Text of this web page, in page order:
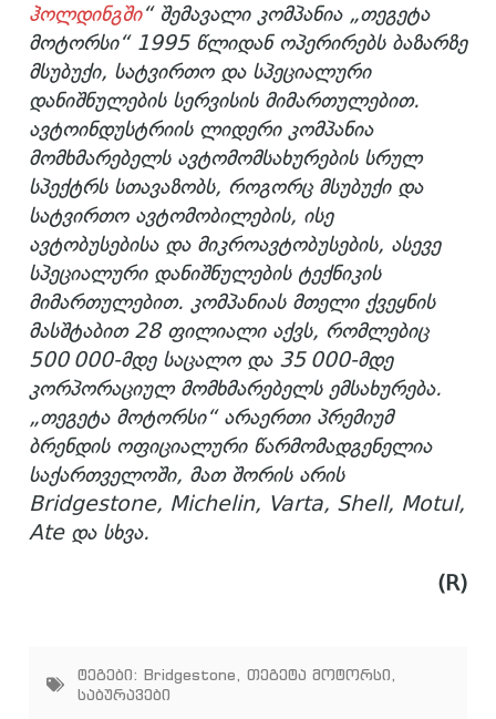
ჰოლდინგში“ შემავალი კომპანია „თეგეტა
მოტორსი“ 1995 წლიდან ოპერირებს ბაზარზე
მსუბუქი, სატვირთო და სპეციალური
დანიშნულების სერვისის მიმართულებით.
ავტოინდუსტრიის ლიდერი კომპანია
მომხმარებელს ავტომომსახურების სრულ
სპექტრს სთავაზობს, როგორც მსუბუქი და
სატვირთო ავტომობილების, ისე
ავტობუსებისა და მიკროავტობუსების, ასევე
სპეციალური დანიშნულების ტექნიკის
მიმართულებით. კომპანიას მთელი ქვეყნის
მასშტაბით 28 ფილიალი აქვს, რომლებიც
500 000-მდე საცალო და 35 000-მდე
კორპორაციულ მომხმარებელს ემსახურება.
„თეგეტა მოტორსი“ არაერთი პრემიუმ
ბრენდის ოფიციალური წარმომადგენელია
საქართველოში, მათ შორის არის
Bridgestone, Michelin, Varta, Shell, Motul,
Ate და სხვა.
(R)
ტეგები: Bridgestone, თეგეტა მოტორსი,
საბურავები